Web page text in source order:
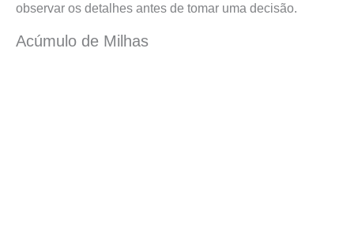
observar os detalhes antes de tomar uma decisão.
Acúmulo de Milhas